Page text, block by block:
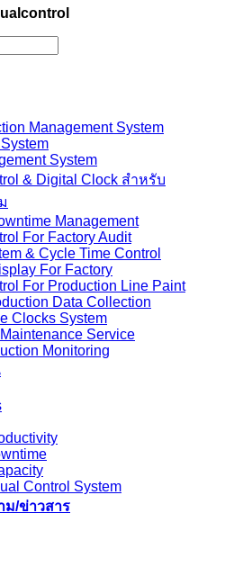
Management System
System
System
& Digital Clock สำหรับ
Management
For Factory Audit
& Cycle Time Control
For Factory
For Production Line Paint
Data Collection
Clocks System
Service
Monitoring
Control System
ม/ข่าวสาร